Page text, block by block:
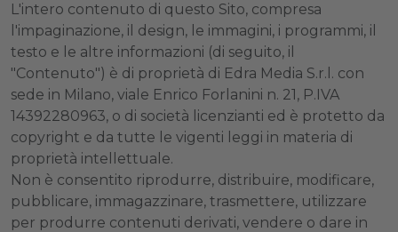
L'intero contenuto di questo Sito, compresa
l'impaginazione, il design, le immagini, i programmi, il
testo e le altre informazioni (di seguito, il
"Contenuto") è di proprietà di Edra Media S.r.l. con
sede in Milano, viale Enrico Forlanini n. 21, P.IVA
14392280963, o di società licenzianti ed è protetto da
copyright e da tutte le vigenti leggi in materia di
proprietà intellettuale.
Non è consentito riprodurre, distribuire, modificare,
pubblicare, immagazzinare, trasmettere, utilizzare
per produrre contenuti derivati, vendere o dare in